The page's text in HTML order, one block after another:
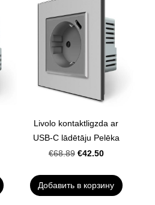
Livolo kontaktligzda ar
USB-C lādētāju Pelēka
€68.89 €42.50
Добавить в корзину